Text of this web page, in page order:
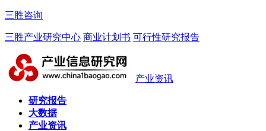
三胜咨询
三胜产业研究中心 商业计划书 可行性研究报告
产业资讯
研究报告
大数据
产业资讯